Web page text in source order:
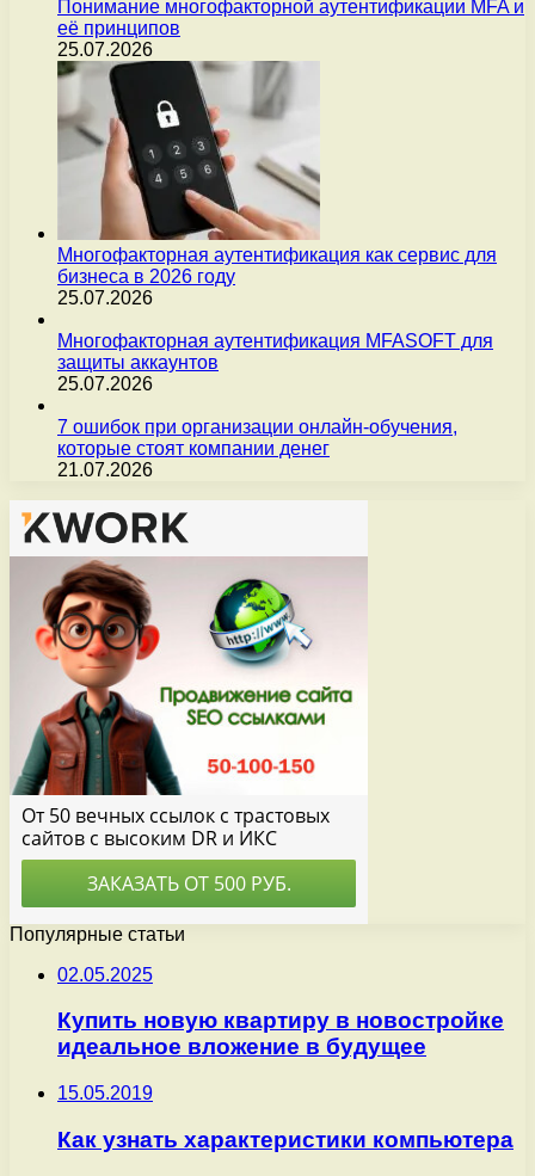
Понимание многофакторной аутентификации MFA и
её принципов
25.07.2026
Многофакторная аутентификация как сервис для
бизнеса в 2026 году
25.07.2026
Многофакторная аутентификация MFASOFT для
защиты аккаунтов
25.07.2026
7 ошибок при организации онлайн-обучения,
которые стоят компании денег
21.07.2026
Популярные статьи
02.05.2025
Купить новую квартиру в новостройке
идеальное вложение в будущее
15.05.2019
Как узнать характеристики компьютера